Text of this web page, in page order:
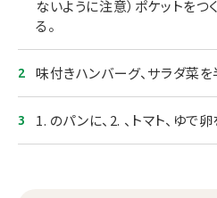
ないように注意）ポケットをつ
る。
味付きハンバーグ、サラダ菜を
1. のパンに、2. 、トマト、ゆで